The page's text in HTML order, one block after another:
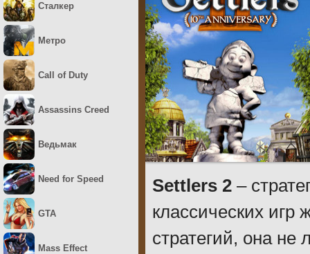
Settlers 2 –
классических игр
стратегий, она не
Сталкер
Метро
Call of Duty
Assassins Creed
Ведьмак
Need for Speed
GTA
Mass Effect